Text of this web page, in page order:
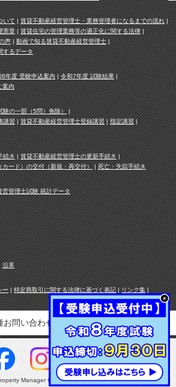
いて
賃貸不動産経営管理士・業務管理者になるまでの流れ
憲章
賃貸住宅の管理業務等の適正化に関する法律
声
動画で知る賃貸不動産経営管理士
するデータ
8年度 受験申込案内
令和7年度 試験結果
案内
験の一部（5問）免除）
講習
賃貸不動産経営管理士登録講習
指定講習
続き
賃貸不動産経営管理士の更新手続き
カード）の交付（新規・再交付） 死亡・失踪手続き
営管理士試験 統計データ
沿革
ー 特定商取引に関する法律に基づく表記
リンク集
お問い合わせ先は こちら】
Manager Council All Rights Reserved.